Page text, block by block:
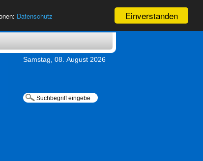
Einverstanden
Datenschutz
Samstag, 08. August 2026